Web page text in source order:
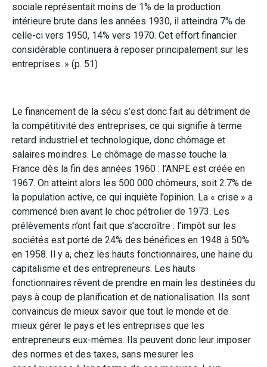
sociale représentait moins de 1% de la production
intérieure brute dans les années 1930, il atteindra 7% de
celle-ci vers 1950, 14% vers 1970. Cet effort financier
considérable continuera à reposer principalement sur les
entreprises. » (p. 51)
Le financement de la sécu s’est donc fait au détriment de
la compétitivité des entreprises, ce qui signifie à terme
retard industriel et technologique, donc chômage et
salaires moindres. Le chômage de masse touche la
France dès la fin des années 1960 : l’ANPE est créée en
1967. On atteint alors les 500 000 chômeurs, soit 2.7% de
la population active, ce qui inquiète l’opinion. La « crise » a
commencé bien avant le choc pétrolier de 1973. Les
prélèvements n’ont fait que s’accroître : l’impôt sur les
sociétés est porté de 24% des bénéfices en 1948 à 50%
en 1958. Il y a, chez les hauts fonctionnaires, une haine du
capitalisme et des entrepreneurs. Les hauts
fonctionnaires rêvent de prendre en main les destinées du
pays à coup de planification et de nationalisation. Ils sont
convaincus de mieux savoir que tout le monde et de
mieux gérer le pays et les entreprises que les
entrepreneurs eux-mêmes. Ils peuvent donc leur imposer
des normes et des taxes, sans mesurer les